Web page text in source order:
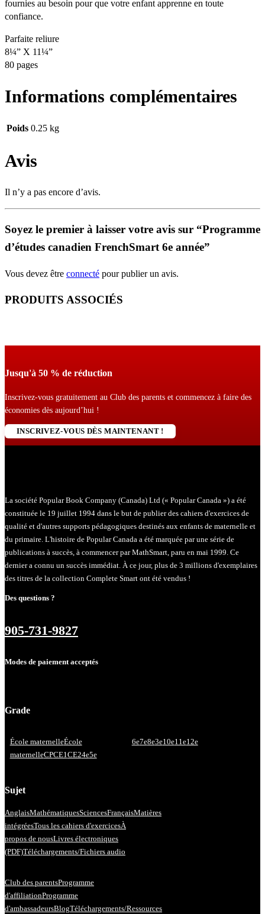
fournies au besoin pour que votre enfant apprenne en toute
confiance.
Parfaite reliure
8¼” X 11¼”
80 pages
Informations complémentaires
Poids 0.25 kg
Avis
Il n’y a pas encore d’avis.
Soyez le premier à laisser votre avis sur “Programme
d’études canadien FrenchSmart 6e année”
Vous devez être connecté pour publier un avis.
PRODUITS ASSOCIÉS
Jusqu'à 50 % de réduction
Inscrivez-vous gratuitement au Club des parents et commencez à faire des
économies dès aujourd’hui !
INSCRIVEZ-VOUS DÈS MAINTENANT !
La société Popular Book Company (Canada) Ltd (« Popular Canada ») a été
constituée le 19 juillet 1994 dans le but de publier des cahiers d'exercices de
qualité et d'autres supports pédagogiques destinés aux enfants de maternelle et
du primaire. L'histoire de Popular Canada a été marquée par une série de
publications à succès, à commencer par MathSmart, paru en mai 1999. Ce
dernier a connu un succès immédiat. À ce jour, plus de 3 millions d'exemplaires
des titres de la collection Complete Smart ont été vendus !
Des questions ?
905-731-9827
Modes de paiement acceptés
Grade
École maternelleÉcole
maternelleCPCE1CE24e5e
6e7e8e3e10e11e12e
Sujet
AnglaisMathématiquesSciencesFrançaisMatières
intégréesTous les cahiers d'exercicesÀ
propos de nousLivres électroniques
(PDF)Téléchargements/Fichiers audio
Club des parentsProgramme
d'affiliationProgramme
d'ambassadeursBlogTéléchargements/Ressources